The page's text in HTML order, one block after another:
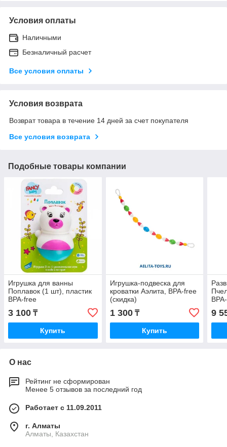
Условия оплаты
Наличными
Безналичный расчет
Все условия оплаты
Условия возврата
Возврат товара в течение 14 дней за счет покупателя
Все условия возврата
Подобные товары компании
Игрушка для ванны
Поплавок (1 шт), пластик
BPA-free
3 100 ₸
Купить
Игрушка-подвеска для
кроватки Аэлита, BPA-free
(скидка)
1 300₸
Купить
9
О нас
Рейтинг не сформирован
Менее 5 отзывов за последний год
Работает с 11.09.2011
г. Алматы
Алматы, Казахстан